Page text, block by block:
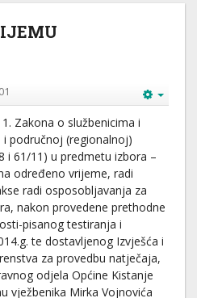
Zakona o službenicima i
područnoj (regionalnoj)
i 61/11) u predmetu izbora –
određeno vrijeme, radi
radi osposobljavanja za
nakon provedene prethodne
pisanog testiranja i
te dostavljenog Izvješća i
za provedbu natječaja,
odjela Općine Kistanje
vježbenika Mirka Vojnovića